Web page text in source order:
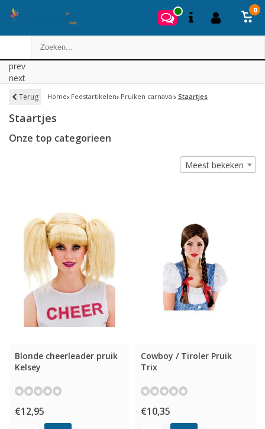
0
prev
next
Terug Home Feestartikelen Pruiken carnaval Staartjes
Staartjes
Onze top categorieen
Meest bekeken
Blonde cheerleader pruik
Kelsey
€12,95
Cowboy / Tiroler Pruik
Trix
€10,35